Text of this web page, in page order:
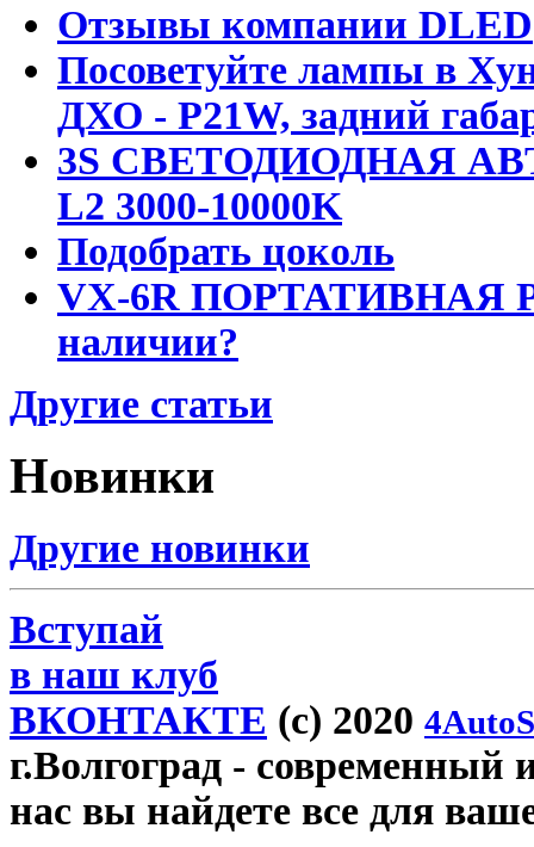
Отзывы компании DLED
Посоветуйте лампы в
ДХО - P21W, задний
3S СВЕТОДИОДНАЯ
L2 3000-10000K
Подобрать цоколь
VX-6R ПОРТАТИВНАЯ
наличии?
Другие статьи
Новинки
Другие новинки
Вступай
в наш клуб
ВКОНТАКТЕ (c) 2020
г.Волгоград - современный
нас вы найдете все для